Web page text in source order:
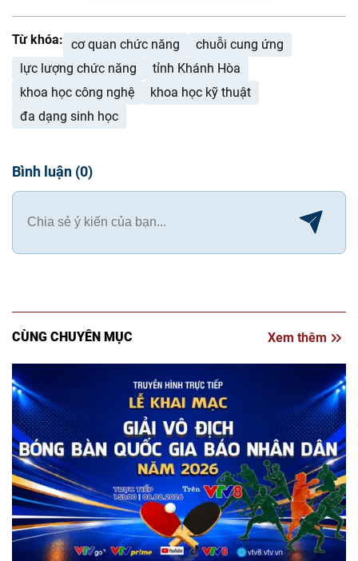
Từ khóa: cơ quan chức năng
chuỗi cung ứng
lực lượng chức năng
tỉnh Khánh Hòa
khoa học công nghệ
khoa học kỹ thuật
đa dạng sinh học
Bình luận (0)
CÙNG CHUYÊN MỤC Xem thêm